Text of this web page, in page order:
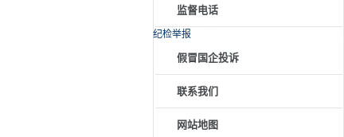
监督电话
纪检举报
假冒国企投诉
联系我们
网站地图